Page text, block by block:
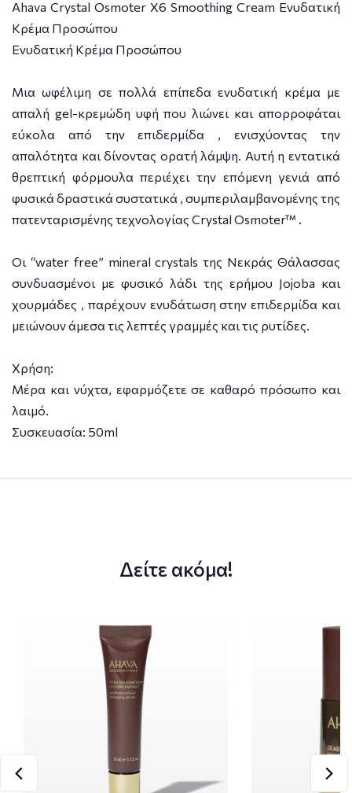
Ahava Crystal Osmoter Χ6 Smoothing Cream Ενυδατική
Κρέμα Προσώπου
Ενυδατική Κρέμα Προσώπου
Μια ωφέλιμη σε πολλά επίπεδα ενυδατική κρέμα με
απαλή gel-κρεμώδη υφή που λιώνει και απορροφάται
εύκολα από την επιδερμίδα , ενισχύοντας την
απαλότητα και δίνοντας ορατή λάμψη. Αυτή η εντατικά
θρεπτική φόρμουλα περιέχει την επόμενη γενιά από
φυσικά δραστικά συστατικά , συμπεριλαμβανομένης της
πατενταρισμένης τεχνολογίας Crystal Osmoter™ .
Οι “water free” mineral crystals της Νεκράς Θάλασσας
συνδυασμένοι με φυσικό λάδι της ερήμου Jojoba και
χουρμάδες , παρέχουν ενυδάτωση στην επιδερμίδα και
μειώνουν άμεσα τις λεπτές γραμμές και τις ρυτίδες.
Χρήση:
Μέρα και νύχτα, εφαρμόζετε σε καθαρό πρόσωπο και
λαιμό.
Συσκευασία: 50ml
Δείτε ακόμα!